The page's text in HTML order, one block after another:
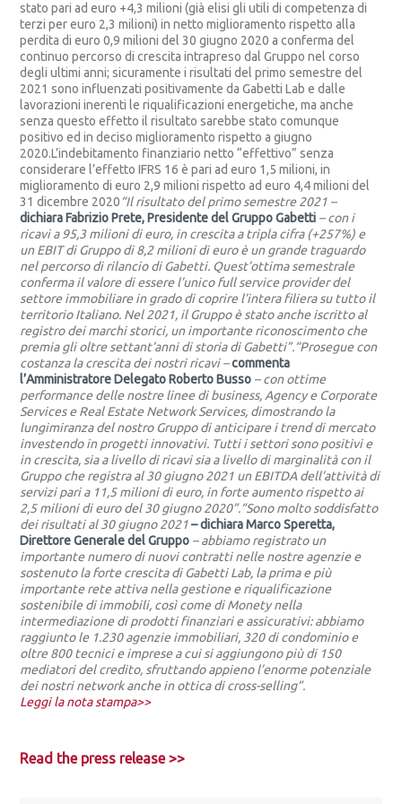
stato pari ad euro +4,3 milioni (già elisi gli utili di competenza di
terzi per euro 2,3 milioni) in netto miglioramento rispetto alla
perdita di euro 0,9 milioni del 30 giugno 2020 a conferma del
continuo percorso di crescita intrapreso dal Gruppo nel corso
degli ultimi anni; sicuramente i risultati del primo semestre del
2021 sono influenzati positivamente da Gabetti Lab e dalle
lavorazioni inerenti le riqualificazioni energetiche, ma anche
senza questo effetto il risultato sarebbe stato comunque
positivo ed in deciso miglioramento rispetto a giugno
2020.L’indebitamento finanziario netto “effettivo” senza
considerare l’effetto IFRS 16 è pari ad euro 1,5 milioni, in
miglioramento di euro 2,9 milioni rispetto ad euro 4,4 milioni del
31 dicembre 2020 “Il risultato del primo semestre 2021 –
dichiara Fabrizio Prete, Presidente del Gruppo Gabetti – con i
ricavi a 95,3 milioni di euro, in crescita a tripla cifra (+257%) e
un EBIT di Gruppo di 8,2 milioni di euro è un grande traguardo
nel percorso di rilancio di Gabetti. Quest’ottima semestrale
conferma il valore di essere l’unico full service provider del
settore immobiliare in grado di coprire l’intera filiera su tutto il
territorio Italiano. Nel 2021, il Gruppo è stato anche iscritto al
registro dei marchi storici, un importante riconoscimento che
premia gli oltre settant’anni di storia di Gabetti”.“Prosegue con
costanza la crescita dei nostri ricavi –commenta
l’Amministratore Delegato Roberto Busso –con ottime
performance delle nostre linee di business, Agency e Corporate
Services e Real Estate Network Services, dimostrando la
lungimiranza del nostro Gruppo di anticipare i trend di mercato
investendo in progetti innovativi. Tutti i settori sono positivi e
in crescita, sia a livello di ricavi sia a livello di marginalità con il
Gruppo che registra al 30 giugno 2021 un EBITDA dell’attività di
servizi pari a 11,5 milioni di euro, in forte aumento rispetto ai
2,5 milioni di euro del 30 giugno 2020”.“Sono molto soddisfatto
dei risultati al 30 giugno 2021– dichiara Marco Speretta,
Direttore Generale del Gruppo – abbiamo registrato un
importante numero di nuovi contratti nelle nostre agenzie e
sostenuto la forte crescita di Gabetti Lab, la prima e più
importante rete attiva nella gestione e riqualificazione
sostenibile di immobili, così come di Monety nella
intermediazione di prodotti finanziari e assicurativi: abbiamo
raggiunto le 1.230 agenzie immobiliari, 320 di condominio e
oltre 800 tecnici e imprese a cui si aggiungono più di 150
mediatori del credito, sfruttando appieno l’enorme potenziale
dei nostri network anche in ottica di cross-selling”.
Leggi la nota stampa>>
Read the press release >>